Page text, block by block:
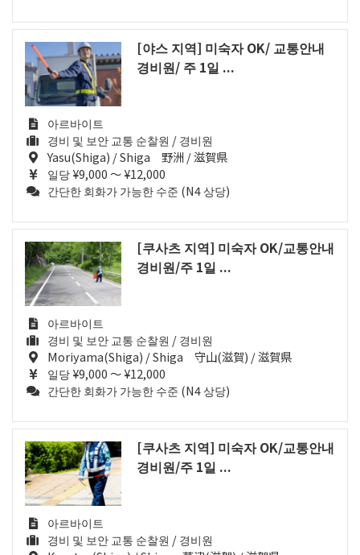
[야스 지역] 미숙자 OK/ 교통안내
경비원/ 주 1일 ...
아르바이트
경비 및 보안 교통 순찰원 / 경비원
Yasu(Shiga) / Shiga 野洲 / 滋賀県
일당 ¥9,000 ～ ¥12,000
간단한 회화가 가능한 수준 (N4 상당)
[쿠사츠 지역] 미숙자 OK/교통안내
경비원/주 1일 ...
아르바이트
경비 및 보안 교통 순찰원 / 경비원
Moriyama(Shiga) / Shiga 守山(滋賀) / 滋賀県
일당 ¥9,000 ～ ¥12,000
간단한 회화가 가능한 수준 (N4 상당)
[쿠사츠 지역] 미숙자 OK/교통안내
경비원/주 1일 ...
아르바이트
경비 및 보안 교통 순찰원 / 경비원